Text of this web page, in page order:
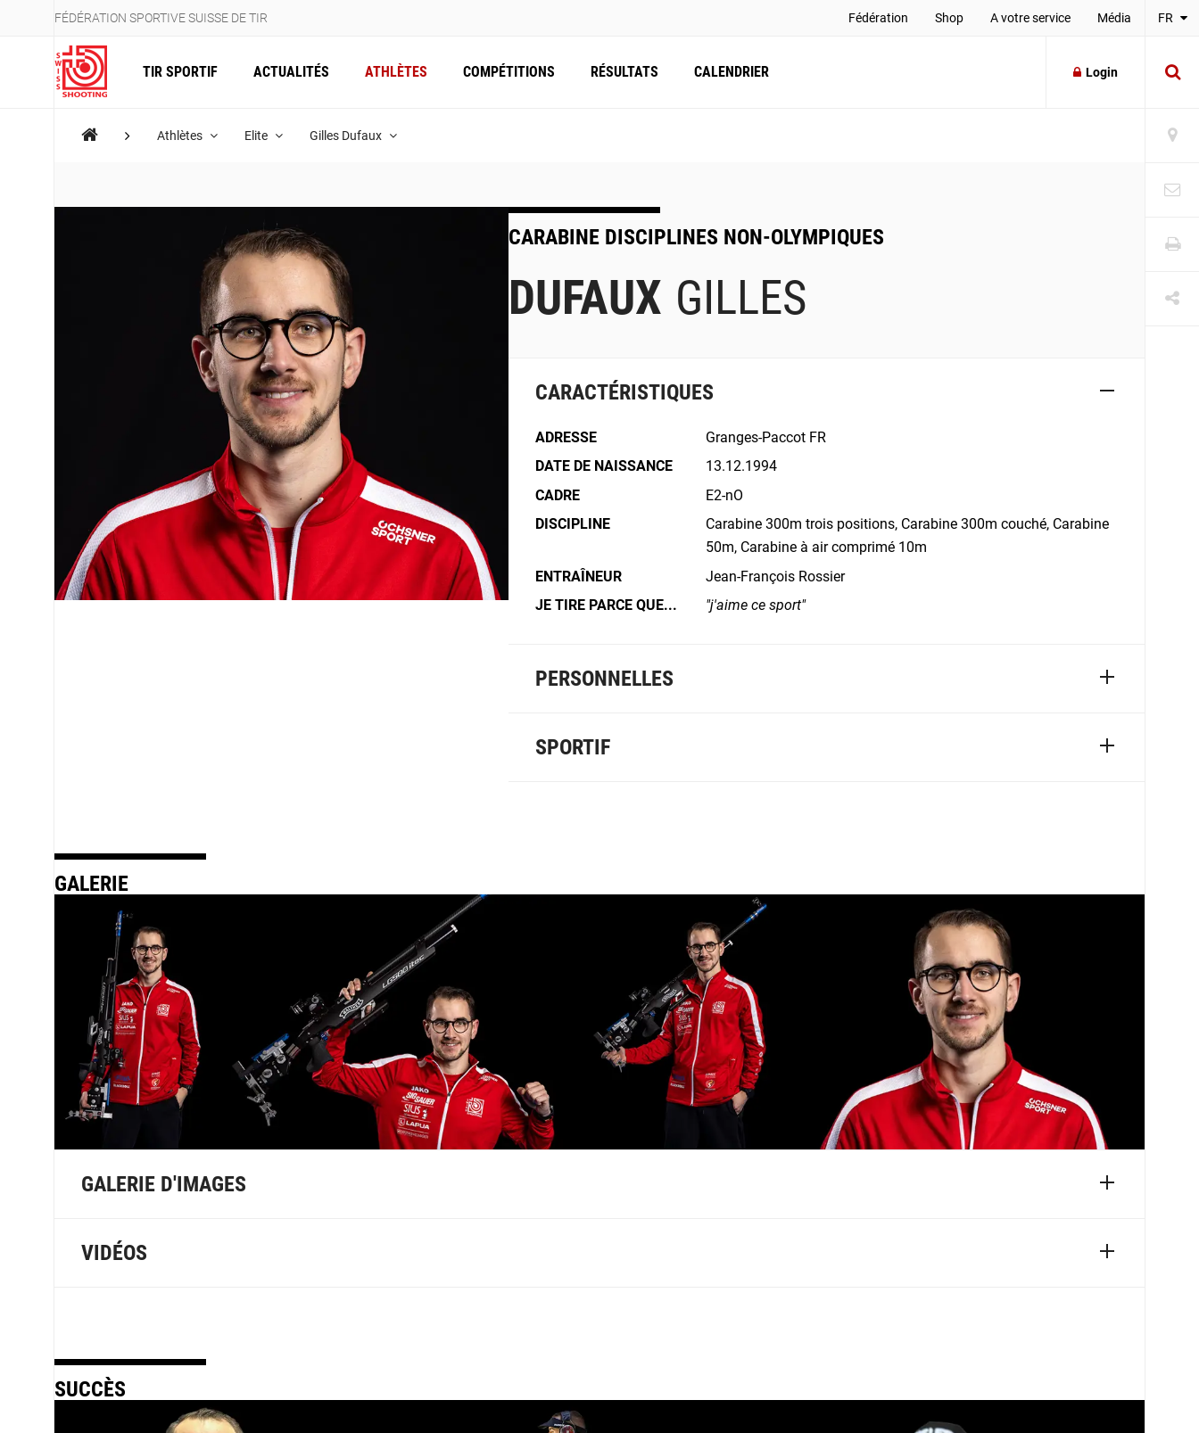
FÉDÉRATION SPORTIVE SUISSE DE TIR Fédération Shop A votre service Média FR
TIR SPORTIF ACTUALITÉS ATHLÈTES COMPÉTITIONS RÉSULTATS CALENDRIER Login
Athlètes Elite Gilles Dufaux
CARABINE DISCIPLINES NON-OLYMPIQUES
DUFAUX GILLES
CARACTÉRISTIQUES
ADRESSE
Granges-Paccot FR
DATE DE NAISSANCE
13.12.1994
CADRE
E2-nO
DISCIPLINE
Carabine 300m trois positions, Carabine 300m couché, Carabine
50m, Carabine à air comprimé 10m
ENTRAÎNEUR
Jean-François Rossier
JE TIRE PARCE QUE...
j'aime ce sport
PERSONNELLES
SPORTIF
GALERIE
GALERIE D'IMAGES
VIDÉOS
SUCCÈS